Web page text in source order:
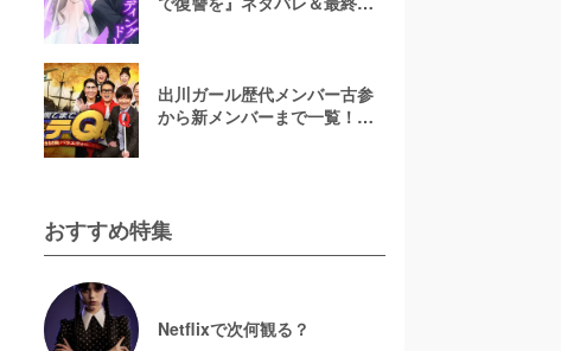
出川ガール歴代メンバー古参
から新メンバーまで一覧！現
おすすめ特集
Netflixで次何観る？